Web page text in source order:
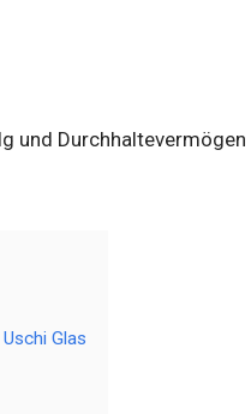
und Durchhaltevermögen
Glas